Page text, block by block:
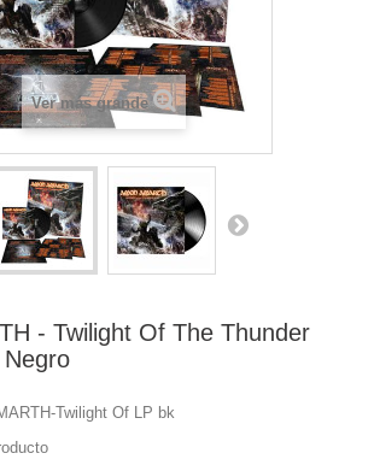
Ver más grande
- Twilight Of The Thunder
Twilight Of LP bk